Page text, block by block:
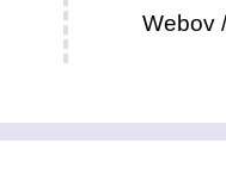
Webov